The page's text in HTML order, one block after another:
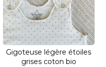
Gigoteuse légère étoiles
grises coton bio